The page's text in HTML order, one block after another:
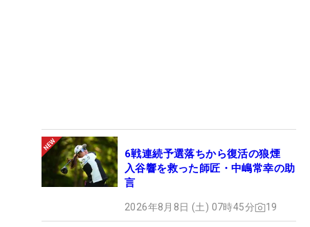
6戦連続予選落ちから復活の狼煙
入谷響を救った師匠・中嶋常幸の助
言
2026年8月8日 (土) 07時45分 19